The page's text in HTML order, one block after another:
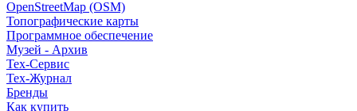
OpenStreetMap (OSM)
Топографические карты
Программное обеспечение
Музей - Архив
Tex-Сервис
Тех-Журнал
Бренды
Как купить